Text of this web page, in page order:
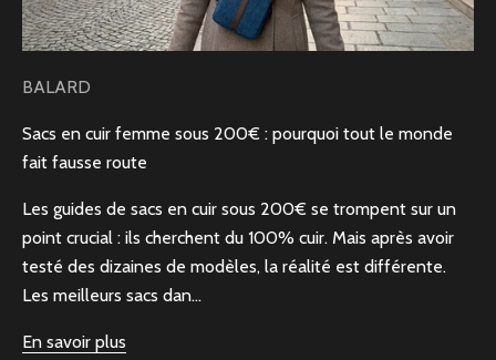
BALARD
Sacs en cuir femme sous 200€ : pourquoi tout le monde
fait fausse route
Les guides de sacs en cuir sous 200€ se trompent sur un
point crucial : ils cherchent du 100% cuir. Mais après avoir
testé des dizaines de modèles, la réalité est différente.
Les meilleurs sacs dan...
En savoir plus